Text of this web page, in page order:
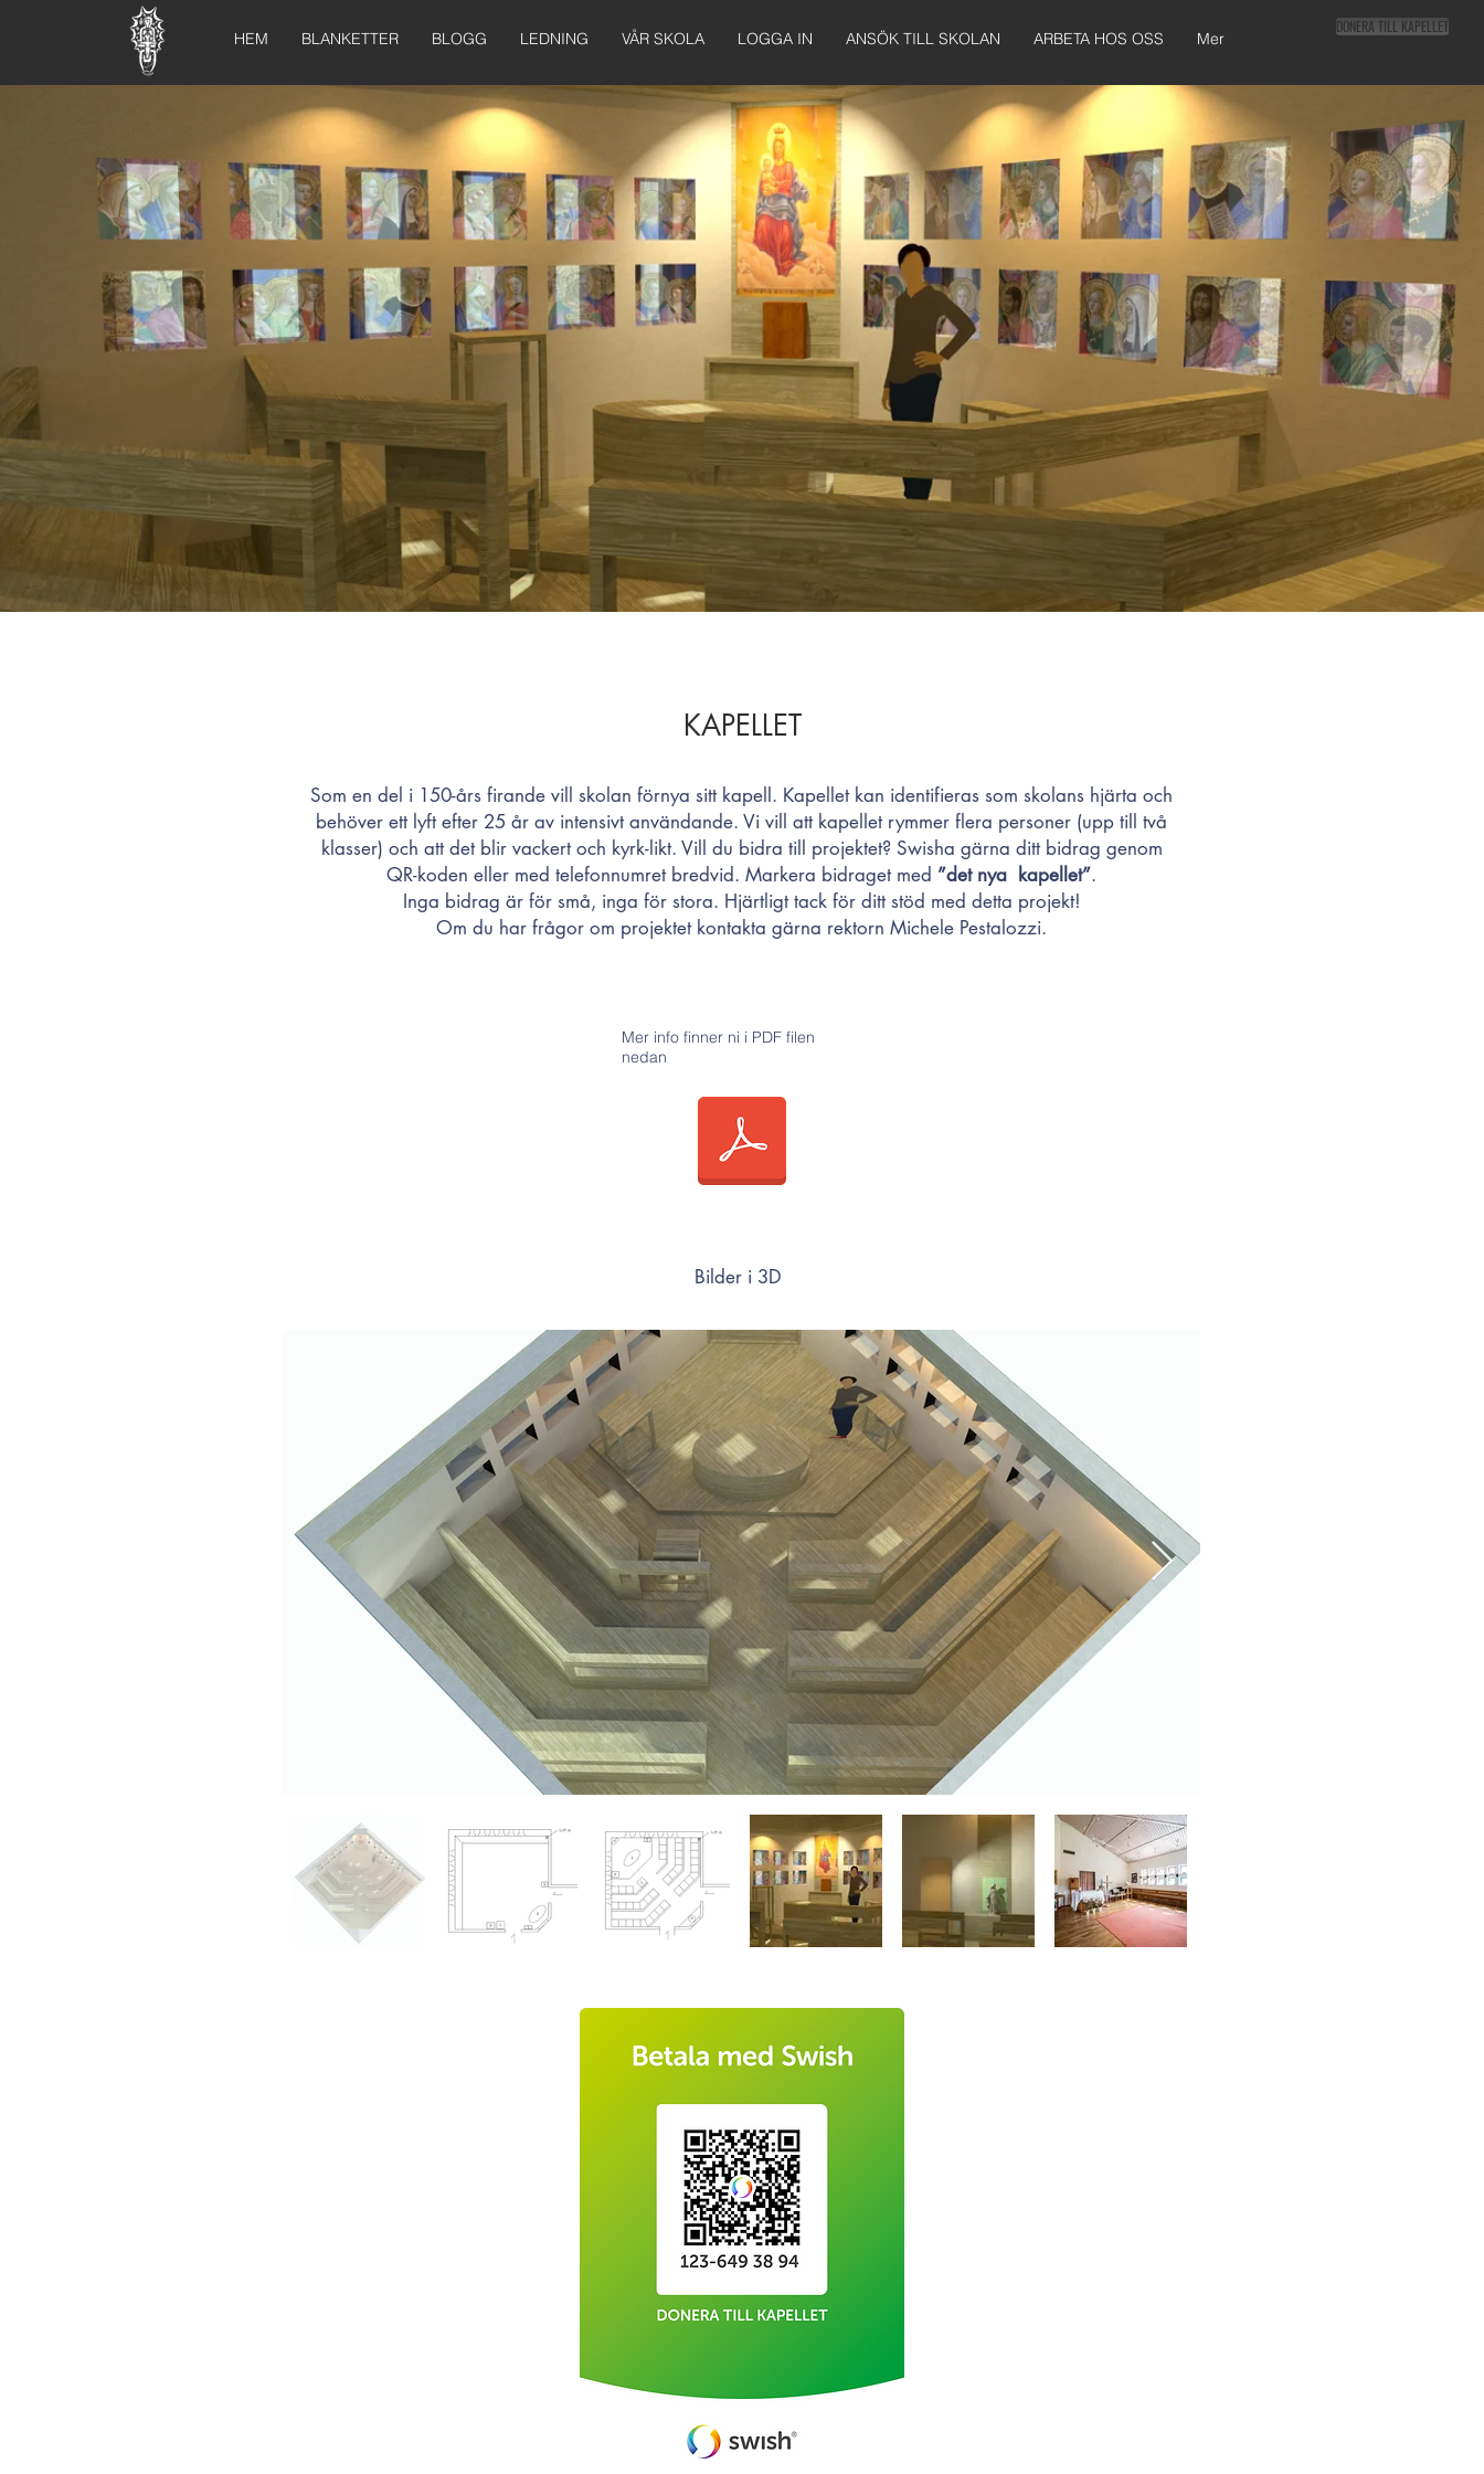
HEM BLANKETTER BLOGG LEDNING VÅR SKOLA LOGGA IN ANSÖK TILL SKOLAN ARBETA HOS OSS Mer
DONERA TILL KAPELLET
KAPELLET
Som en del i 150-års firande vill skolan förnya sitt kapell. Kapellet kan identifieras som skolans hjärta och
behöver ett lyft efter 25 år av intensivt användande. Vi vill att kapellet rymmer flera personer (upp till två
klasser) och att det blir vackert och kyrk-likt. Vill du bidra till projektet? Swisha gärna ditt bidrag genom
QR-koden eller med telefonnumret bredvid. Markera bidraget med ”det nya kapellet”.
Inga bidrag är för små, inga för stora. Hjärtligt tack för ditt stöd med detta projekt!
Om du har frågor om projektet kontakta gärna rektorn Michele Pestalozzi.
Mer info finner ni i PDF filen
nedan
Bilder i 3D